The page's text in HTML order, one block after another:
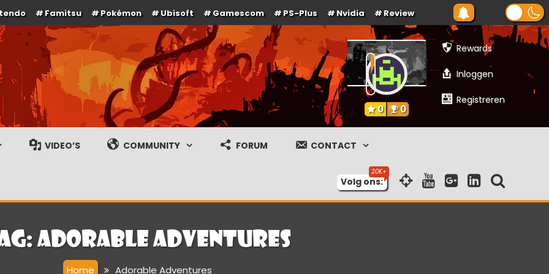
Famitsu Pokémon Ubisoft Gamescom PS-Plus Nvidia Review
gameplay streams
Rewards
Inloggen
Registreren
0 0
VIDEO’S COMMUNITY FORUM CONTACT
Volg ons:
Adorable Adventures
Home Adorable Adventures